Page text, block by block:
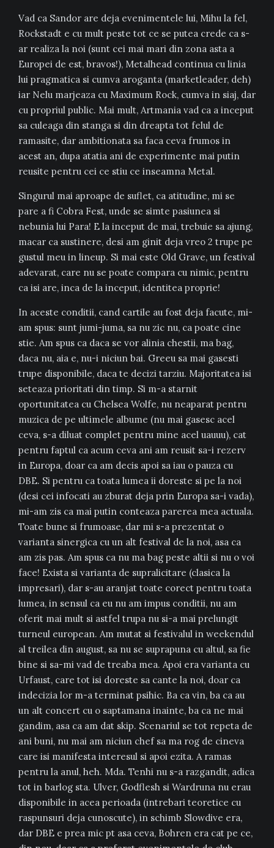
Vad ca Sandor are deja evenimentele lui, Mihu la fel,
Rockstadt e cu mult peste tot ce se putea crede ca s-
ar realiza la noi (sunt cei mai mari din zona asta a
Europei de est, bravos!), Metalhead continua cu linia
lui pragmatica si cumva aroganta (marketleader, deh)
iar Nelu marjeaza cu Maximum Rock, cumva in siaj, dar
cu propriul public. Mai mult, Artmania vad ca a inceput
sa culeaga din stanga si din dreapta tot felul de
ramasite, dar ambitionata sa faca ceva frumos in
acest an, dupa atatia ani de experimente mai putin
reusite pentru cei ce stiu ce inseamna Metal.
Singurul mai aproape de suflet, ca atitudine, mi se
pare a fi Cobra Fest, unde se simte pasiunea si
nebunia lui Para! E la inceput de mai, trebuie sa ajung,
macar ca sustinere, desi am ginit deja vreo 2 trupe pe
gustul meu in lineup. Si mai este Old Grave, un festival
adevarat, care nu se poate compara cu nimic, pentru
ca isi are, inca de la inceput, identitea proprie!
In aceste conditii, cand cartile au fost deja facute, mi-
am spus: sunt jumi-juma, sa nu zic nu, ca poate cine
stie. Am spus ca daca se vor alinia chestii, ma bag,
daca nu, aia e, nu-i niciun bai. Greeu sa mai gasesti
trupe disponibile, daca te decizi tarziu. Majoritatea isi
seteaza prioritati din timp. Si m-a starnit
oportunitatea cu Chelsea Wolfe, nu neaparat pentru
muzica de pe ultimele albume (nu mai gasesc acel
ceva, s-a diluat complet pentru mine acel uauuu), cat
pentru faptul ca acum ceva ani am reusit sa-i rezerv
in Europa, doar ca am decis apoi sa iau o pauza cu
DBE. Si pentru ca toata lumea ii doreste si pe la noi
(desi cei infocati au zburat deja prin Europa sa-i vada),
mi-am zis ca mai putin conteaza parerea mea actuala.
Toate bune si frumoase, dar mi s-a prezentat o
varianta sinergica cu un alt festival de la noi, asa ca
am zis pas. Am spus ca nu ma bag peste altii si nu o voi
face! Exista si varianta de supralicitare (clasica la
impresari), dar s-au aranjat toate corect pentru toata
lumea, in sensul ca eu nu am impus conditii, nu am
oferit mai mult si astfel trupa nu si-a mai prelungit
turneul european. Am mutat si festivalul in weekendul
al treilea din august, sa nu se suprapuna cu altul, sa fie
bine si sa-mi vad de treaba mea. Apoi era varianta cu
Urfaust, care tot isi doreste sa cante la noi, doar ca
indecizia lor m-a terminat psihic. Ba ca vin, ba ca au
un alt concert cu o saptamana inainte, ba ca ne mai
gandim, asa ca am dat skip. Scenariul se tot repeta de
ani buni, nu mai am niciun chef sa ma rog de cineva
care isi manifesta interesul si apoi ezita. A ramas
pentru la anul, heh. Mda. Tenhi nu s-a razgandit, adica
tot in barlog sta. Ulver, Godflesh si Wardruna nu erau
disponibile in acea perioada (intrebari teoretice cu
raspunsuri deja cunoscute), in schimb Slowdive era,
dar DBE e prea mic pt asa ceva, Bohren era cat pe ce,